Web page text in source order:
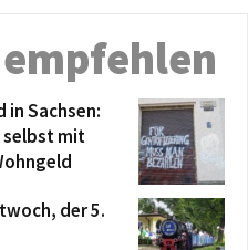
Sachsen:
selbst mit
der 5.